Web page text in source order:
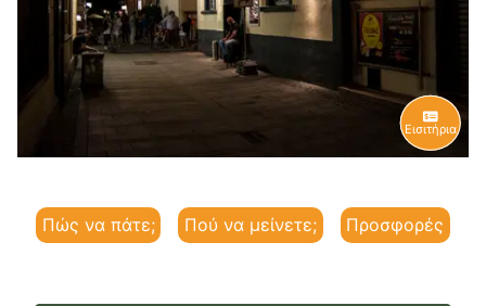
Εισιτήρια
Πώς να πάτε; Πού να μείνετε; Προσφορές